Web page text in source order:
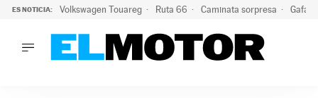
ES NOTICIA: Volkswagen Touareg Ruta 66 Caminata sorpresa Gafas